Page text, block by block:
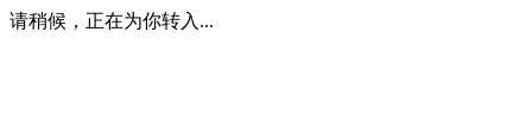
请稍候，正在为你转入...